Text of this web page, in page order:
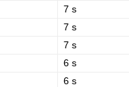
7 s
7 s
7 s
6 s
6 s